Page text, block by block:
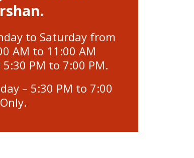
to Saturday from
AM to 11:00 AM
5:30 PM to 7:00 PM.
– 5:30 PM to 7:00